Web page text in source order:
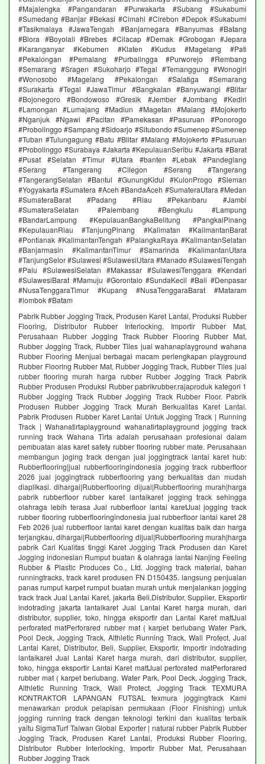
#Majalengka #Pangandaran #Purwakarta #Subang #Sukabumi
#Sumedang #Banjar #Bekasi #Cimahi #Cirebon #Depok #Sukabumi
#Tasikmalaya #JawaTengah #Banjarnegara #Banyumas #Batang
#Blora #Boyolali #Brebes #Cilacap #Demak #Grobogan #Jepara
#Karanganyar #Kebumen #Klaten #Kudus #Magelang #Pati
#Pekalongan #Pemalang #Purbalingga #Purworejo #Rembang
#Semarang #Sragen #Sukoharjo #Tegal #Temanggung #Wonogiri
#Wonosobo #Magelang #Pekalongan #Salatiga #Semarang
#Surakarta #Tegal #JawaTimur #Bangkalan #Banyuwangi #Blitar
#Bojonegoro #Bondowoso #Gresik #Jember #Jombang #Kediri
#Lamongan #Lumajang #Madiun #Magetan #Malang #Mojokerto
#Nganjuk #Ngawi #Pacitan #Pamekasan #Pasuruan #Ponorogo
#Probolinggo #Sampang #Sidoarjo #Situbondo #Sumenep #Sumenep
#Tuban #Tulungagung #Batu #Blitar #Malang #Mojokerto #Pasuruan
#Probolinggo #Surabaya #Jakarta #KepulauanSeribu #Jakarta #Barat
#Pusat #Selatan #Timur #Utara #banten #Lebak #Pandeglang
#Serang #Tangerang #Cilegon #Serang #Tangerang
#TangerangSelatan #Bantul #GunungKidul #KulonProgo #Sleman
#Yogyakarta #Sumatera #Aceh #BandaAceh #SumateraUtara #Medan
#SumateraBarat #Padang #Riau #Pekanbaru #Jambi
#SumateraSelatan #Palembang #Bengkulu #Lampung
#BandarLampung #KepulauanBangkaBelitung #PangkalPinang
#KepulauanRiau #TanjungPinang #Kalimatan #KalimantanBarat
#Pontianak #KalimantanTengah #PalangkaRaya #KalimantanSelatan
#Banjarmasin #KalimantanTimur #Samarinda #KalimantanUtara
#TanjungSelor #Sulawesi #SulawesiUtara #Manado #SulawesiTengah
#Palu #SulawesiSelatan #Makassar #SulawesiTenggara #Kendari
#SulawesiBarat #Mamuju #Gorontalo #SundaKecil #Bali #Denpasar
#NusaTenggaraTimur #Kupang #NusaTenggaraBarat #Mataram
#lombok #Batam
Pabrik Rubber Jogging Track, Produsen Karet Lantai, Produksi Rubber
Flooring, Distributor Rubber Interlocking, Importir Rubber Mat,
Perusahaan Rubber Jogging Track Rubber Flooring Rubber Mat,
Rubber Jogging Track, Rubber Tiles jual wahanaplayground wahana
Rubber Flooring Menjual berbagai macam perlengkapan playground
Rubber Flooring Rubber Mat, Rubber Jogging Track, Rubber Tiles jual
rubber flooring murah harga rubber Rubber Jogging Track Pabrik
Rubber Produsen Produksi Rubber pabrikrubber.rajaproduk kategori 1
Rubber Jogging Track Rubber Jogging Track Rubber Floor. Pabrik
Produsen Rubber Jogging Track Murah Berkualitas Karet Lantai.
Pabrik Produsen Rubber Karet Lantai Untuk Jogging Track | Running
Track | Wahanatirtaplayground wahanatirtaplayground jogging track
running track Wahana Tirta adalah perusahaan profesional dalam
pembuatan alas karet safety rubber flooring rubber mate. Perusahaan
membangun joging track dengan jual joggingtrack lantai karet hub:
Rubberflooring|jual rubberflooringindonesia jogging track rubberfloor
2026 jual joggingtrack rubberflooring yang berkualitas dan mudah
diaplikasi. dihargai|Rubberflooring dijual|Rubberflooring murah|harga
pabrik rubberfloor rubber karet lantaikaret jogging track sehingga
olahraga lebih terasa Jual rubberfloor lantai karetJual jogging track
rubber flooring rubberflooringindonesia jual rubberfloor lantai karet 28
Feb 2026 jual rubberfloor lantai karet dengan kualitas baik dan harga
terjangkau, dihargai|Rubberflooring dijual|Rubberflooring murah|harga
pabrik Cari Kualitas tinggi Karet Jogging Track Produsen dan Karet
Jogging indonesian Rumput buatan & olahraga lantai Nanjing Feeling
Rubber & Plastic Produces Co., Ltd. Jogging track material, bahan
runningtracks, track karet produsen FN D150435. langsung penjualan
panas rumput karpet rumput buatan murah untuk menjalankan jogging
track track Jual Lantai Karet, jakarta Beli,Distributor, Supplier, Eksportir
indotrading jakarta lantaikaret Jual Lantai Karet harga murah, dari
distributor, supplier, toko, hingga eksportir dan Lantai Karet mattJual
perforated matPerforared rubber mat ( karpet berlubang Water Park,
Pool Deck, Jogging Track, Althletic Running Track, Wall Protect, Jual
Lantai Karet, Distributor, Beli, Supplier, Eksportir, Importir indotrading
lantaikaret Jual Lantai Karet harga murah, dari distributor, supplier,
toko, hingga eksportir Lantai Karet mattJual perforated matPerforared
rubber mat ( karpet berlubang. Water Park, Pool Deck, Jogging Track,
Althletic Running Track, Wall Protect, Jogging Track TEXMURA
KONTRAKTOR LAPANGAN FUTSAL texmura joggingtrack Kami
menawarkan produk pelapisan permukaan (Floor Finishing) untuk
jogging running track dengan teknologi terkini dan kualitas terbaik
yaitu SigmaTurf Taiwan Global Exporter | natural rubber Pabrik Rubber
Jogging Track, Produsen Karet Lantai, Produksi Rubber Flooring,
Distributor Rubber Interlocking, Importir Rubber Mat, Perusahaan
Rubber Jogging Track